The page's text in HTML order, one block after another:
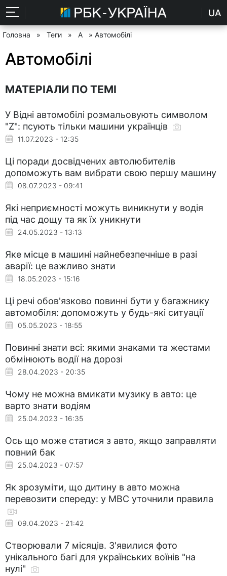
UA
Головна » Теги » А » Автомобілі
Автомобілі
МАТЕРІАЛИ ПО ТЕМІ
У Відні автомобілі розмальовують символом
"Z": псують тільки машини українців
11.07.2023 - 12:35
Ці поради досвідчених автолюбителів
допоможуть вам вибрати свою першу машину
08.07.2023 - 09:41
Які неприємності можуть виникнути у водія
під час дощу та як їх уникнути
24.05.2023 - 13:13
Яке місце в машині найнебезпечніше в разі
аварії: це важливо знати
18.05.2023 - 15:16
Ці речі обов'язково повинні бути у багажнику
автомобіля: допоможуть у будь-які ситуації
05.05.2023 - 18:55
Повинні знати всі: якими знаками та жестами
обмінюють водії на дорозі
28.04.2023 - 20:35
Чому не можна вмикати музику в авто: це
варто знати водіям
25.04.2023 - 16:35
Ось що може статися з авто, якщо заправляти
повний бак
25.04.2023 - 07:57
Як зрозуміти, що дитину в авто можна
перевозити спереду: у МВС уточнили правила
09.04.2023 - 21:42
Створювали 7 місяців. З'явилися фото
унікального багі для українських воїнів "на
нулі"